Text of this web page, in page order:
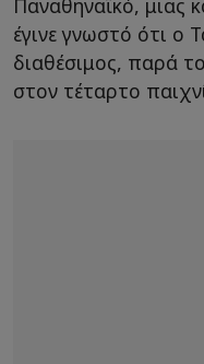
Παναθηναϊκό, μιας
έγινε γνωστό ότι ο
διαθέσιμος, παρά
στον τέταρτο